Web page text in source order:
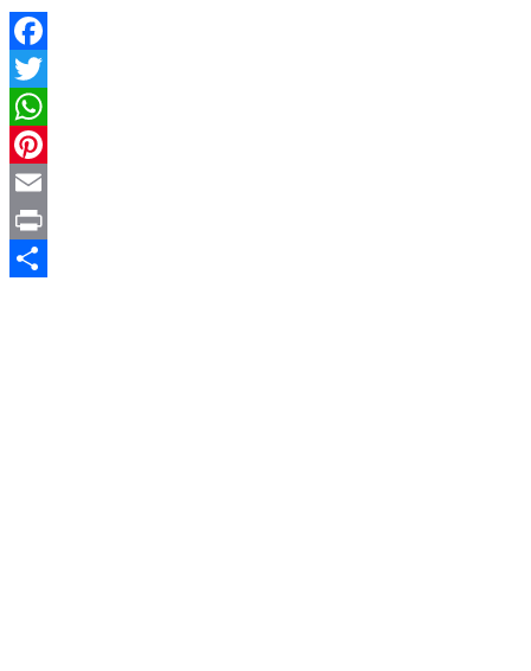
Facebook
Twitter
WhatsApp
Pinterest
Email
Print